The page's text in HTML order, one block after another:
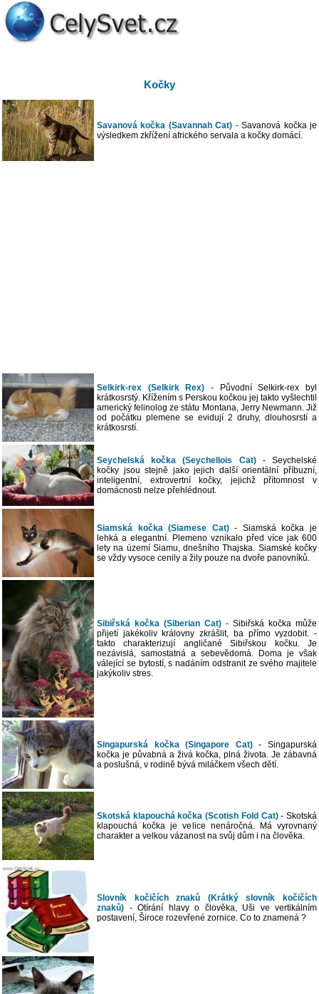
Kočky
Savanová kočka (Savannah Cat) - Savanová kočka je
výsledkem zkřížení afrického servala a kočky domácí.
Selkirk-rex (Selkirk Rex) - Původní Selkirk-rex byl
krátkosrstý. Křížením s Perskou kočkou jej takto vyšlechtil
americký felinolog ze státu Montana, Jerry Newmann. Již
od počátku plemene se evidují 2 druhy, dlouhosrstí a
krátkosrstí.
Seychelská kočka (Seychellois Cat)- Seychelské
kočky jsou stejně jako jejich další orientální příbuzní,
inteligentní, extrovertní kočky, jejichž přítomnost v
domácnosti nelze přehlédnout.
Siamská kočka (Siamese Cat)- Siamská kočka je
lehká a elegantní. Plemeno vznikalo před více jak 600
lety na území Siamu, dnešního Thajska. Siamské kočky
se vždy vysoce cenily a žily pouze na dvoře panovníků.
Sibiřská kočka (Siberian Cat) - Sibiřská kočka může
přijetí jakékoliv královny zkrášlit, ba přímo vyzdobit. -
takto charakterizují angličané Sibiřskou kočku. Je
nezávislá, samostatná a sebevědomá. Doma je však
válející se bytostí, s nadáním odstranit ze svého majitele
jakýkoliv stres.
Singapurská kočka (Singapore Cat)- Singapurská
kočka je půvabná a živá kočka, plná života. Je zábavná
a poslušná, v rodině bývá miláčkem všech dětí.
Skotská klapouchá kočka (Scotish Fold Cat)- Skotská
klapouchá kočka je velice nenáročná. Má vyrovnaný
charakter a velkou vázanost na svůj dům i na člověka.
Slovník kočičích znaků (Krátký slovník kočičích
znaků) - Otírání hlavy o člověka, Uši ve vertikálním
postavení, Široce rozevřené zornice. Co to znamená ?